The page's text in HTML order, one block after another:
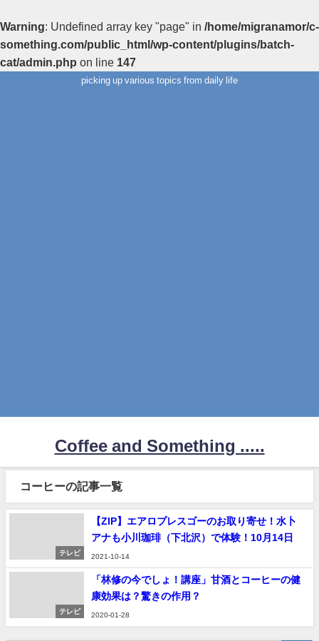
Warning: Undefined array key "page" in /home/migranamor/c-
something.com/public_html/wp-content/plugins/batch-
cat/admin.php on line 147
picking up various topics from daily life
Coffee and Something .....
コーヒーの記事一覧
テレビ
【ZIP】エアロプレスゴーのお取り寄せ！水卜
アナも小川珈琲（下北沢）で体験！10月14日
2021-10-14
テレビ
「林修の今でしょ！講座」甘酒とコーヒーの健
康効果は？驚きの作用？
2020-01-28